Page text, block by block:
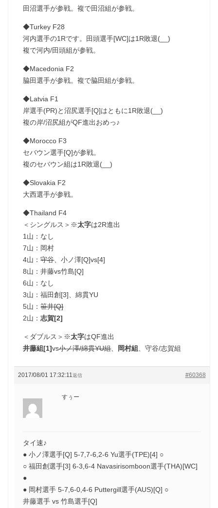
田沼選手が参戦。複で田沼組が参戦。
◆Turkey F28
河内選手の1Rです。田頭選手[WC]は1R敗退(__)
複で河内/田頭組が参戦。
◆Macedonia F2
脇田選手が参戦。複で脇田組が参戦。
◆Latvia F1
岸選手(PR)と沼尻選手[Q]はともに1R敗退(__)
複の岸/沼尻組がQF進出おめっ♪
◆Morocco F3
セバウン選手[Q]が参戦。
複のセバウン組は1R敗退(__)
◆Slovakia F2
大西選手が参戦。
◆Thailand F4
＜シングルス＞※太字は2R進出
1山：なし
7山：岡村
4山：守谷、小ノ澤[Q]vs[4]
8山：井藤vs竹島[Q]
6山：なし
3山：福田創[3]、綿貫YU
5山：笹井[Q]
2山：志賀[2]
＜ダブルス＞※太字はQF進出
井藤組[1]vs小ノ澤/綿貫YU組、 岡村組 、守谷/志賀組
2017/08/01 17:32:11 #60368
返信
すぅー
タイ速♪
● 小ノ澤選手[Q] 5-7,7-6,2-6 Yu選手(TPE)[4] ○
○ 福田創選手[3] 6-3,6-4 Navasirisomboon選手(THA)[WC]
●
● 岡村選手 5-7,6-0,4-6 Puttergill選手(AUS)[Q] ○
井藤選手 vs 竹島選手[Q]